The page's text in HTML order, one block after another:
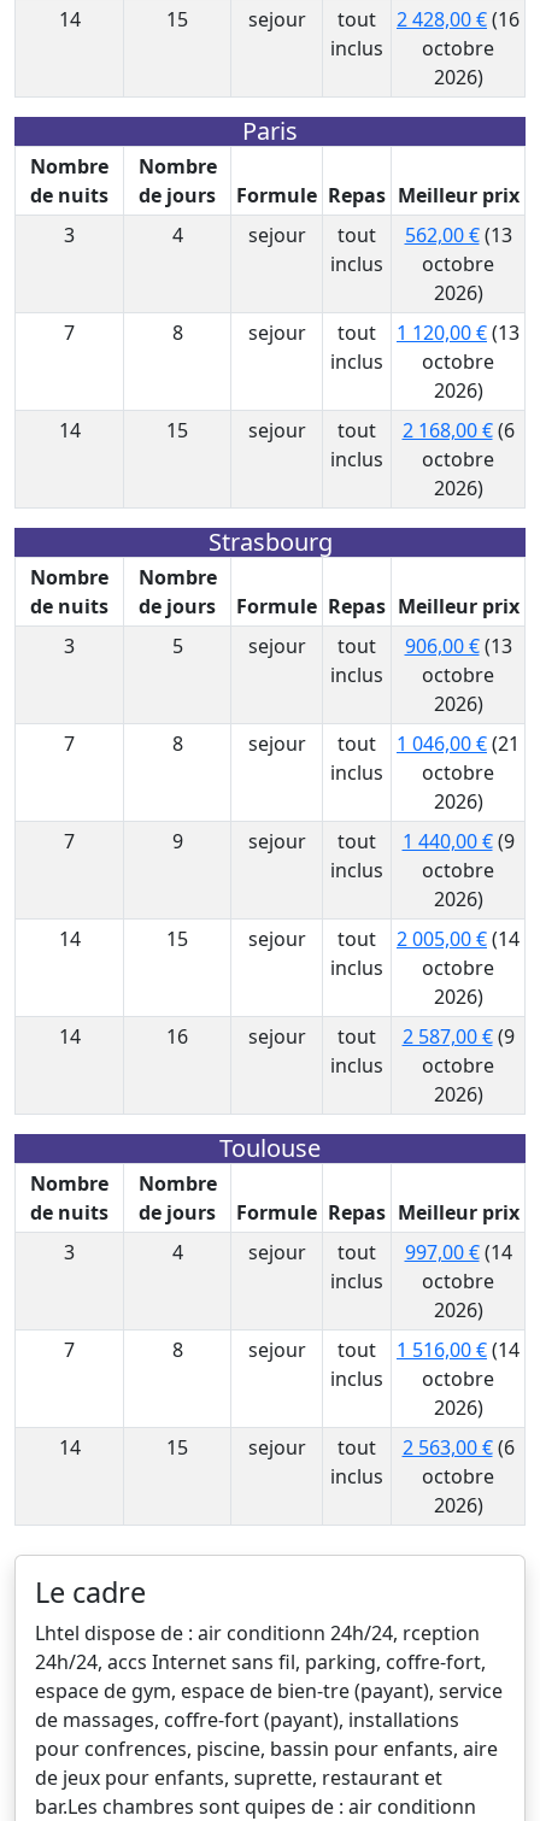
14
15 sejour
tout
inclus
2 428,00 €(16
octobre
2026)
Paris
Nombre
de nuits
Nombre
de jours
Formule Repas Meilleur prix
3
4 sejour
tout
inclus
562,00 €(13
octobre
2026)
7
8 sejour
tout
inclus
1 120,00 €(13
octobre
2026)
14
15 sejour
tout
inclus
2 168,00 €(6
octobre
2026)
Strasbourg
Nombre
de nuits
Nombre
de jours
Formule Repas Meilleur prix
3
5 sejour
tout
inclus
906,00 €(13
octobre
2026)
7
8 sejour
tout
inclus
1 046,00 €(21
octobre
2026)
7
9 sejour
tout
inclus
1 440,00 €(9
octobre
2026)
14
15 sejour
tout
inclus
2 005,00 €(14
octobre
2026)
14
16 sejour
tout
inclus
2 587,00 €(9
octobre
2026)
Toulouse
Nombre
de nuits
Nombre
de jours
Formule Repas Meilleur prix
3
4 sejour
tout
inclus
997,00 €(14
octobre
2026)
7
8 sejour
tout
inclus
1 516,00 €(14
octobre
2026)
14
15 sejour
tout
inclus
2 563,00 €(6
octobre
2026)
Le cadre
Lhtel dispose de : air conditionn 24h/24, rception
24h/24, accs Internet sans fil, parking, coffre-fort,
espace de gym, espace de bien-tre (payant), service
de massages, coffre-fort (payant), installations
pour confrences, piscine, bassin pour enfants, aire
de jeux pour enfants, suprette, restaurant et
bar.Les chambres sont quipes de : air conditionn